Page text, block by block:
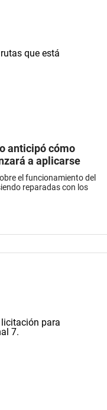
anticipó cómo
a aplicarse
el funcionamiento del
reparadas con los